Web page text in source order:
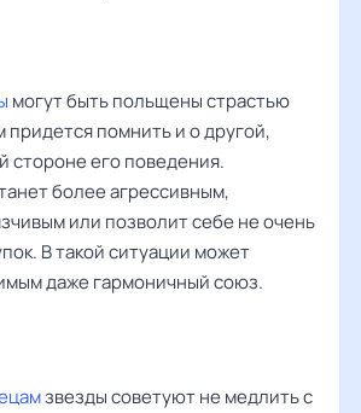
могут быть польщены страстью
придется помнить и о другой,
стороне его поведения.
более агрессивным,
или позволит себе не очень
В такой ситуации может
даже гармоничный союз.
звезды советуют не медлить с